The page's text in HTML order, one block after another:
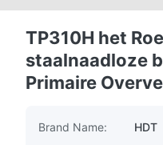
TP310H het
staalnaadloze
Primaire
Brand Name:
HDT